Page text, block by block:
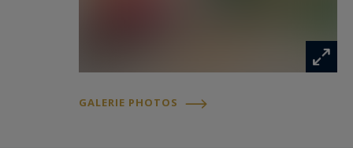
des vues dégagées, un calme absolu et des
GALERIE PHOTOS